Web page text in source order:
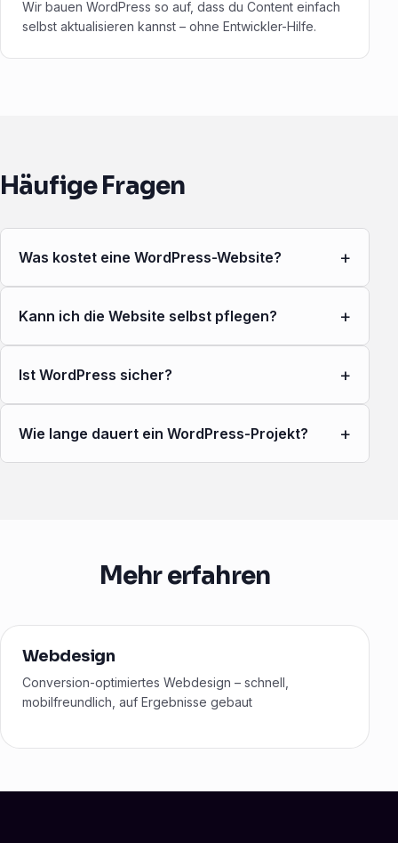
Wir bauen WordPress so auf, dass du Content einfach
selbst aktualisieren kannst – ohne Entwickler-Hilfe.
Häufige Fragen
Was kostet eine WordPress-Website? +
Kann ich die Website selbst pflegen? +
Ist WordPress sicher? +
Wie lange dauert ein WordPress-Projekt? +
Mehr erfahren
Webdesign
Conversion-optimiertes Webdesign – schnell,
mobilfreundlich, auf Ergebnisse gebaut